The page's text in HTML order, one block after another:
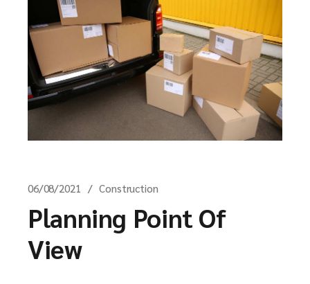
06/08/2021 Construction
Planning Point Of
View